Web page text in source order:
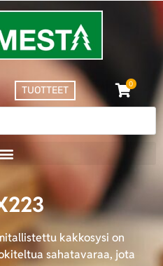
TUOTTEET
0
kakkosysi on
sahatavaraa, jota